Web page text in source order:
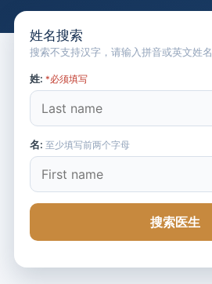
姓名搜索
搜索不支持汉字，请输入拼音或英文姓名
姓: *必须填写
名: 至少填写前两个字母
搜索医生